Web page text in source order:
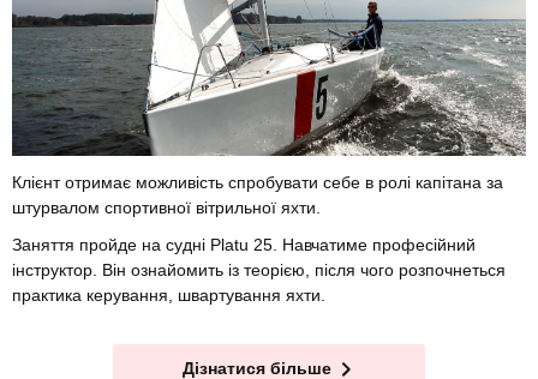
Клієнт отримає можливість спробувати себе в ролі капітана за
штурвалом спортивної вітрильної яхти.
Заняття пройде на судні Platu 25. Навчатиме професійний
інструктор. Він ознайомить із теорією, після чого розпочнеться
практика керування, швартування яхти.
Дізнатися більше